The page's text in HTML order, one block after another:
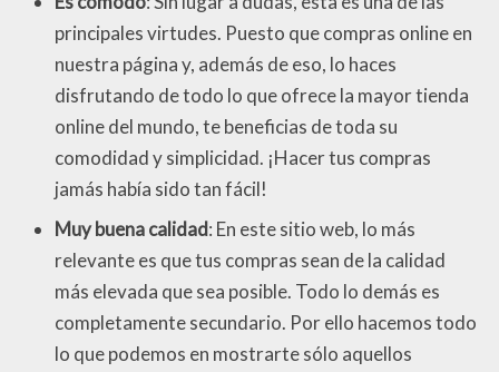
principales virtudes. Puesto que compras online en
nuestra página y, además de eso, lo haces
disfrutando de todo lo que ofrece la mayor tienda
online del mundo, te beneficias de toda su
comodidad y simplicidad. ¡Hacer tus compras
jamás había sido tan fácil!
Muy buena calidad: En este sitio web, lo más
relevante es que tus compras sean de la calidad
más elevada que sea posible. Todo lo demás es
completamente secundario. Por ello hacemos todo
lo que podemos en mostrarte sólo aquellos